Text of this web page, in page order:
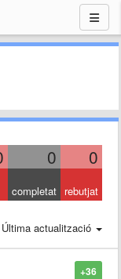
0 0
completat rebutjat
Última actualització
+36